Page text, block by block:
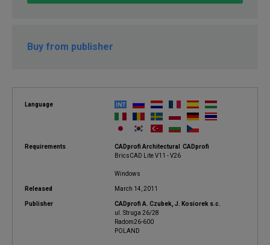
Buy from publisher
Language
Requirements
CADprofi Architectural CADprofi
BricsCAD Lite V11 - V26
Windows
Released March 14, 2011
Publisher
CADprofi A. Czubek, J. Kosiorek s.c.
ul. Struga 26/28
Radom26-600
POLAND